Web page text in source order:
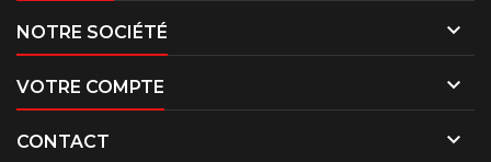
NOTRE SOCIÉTÉ 
VOTRE COMPTE 
CONTACT 